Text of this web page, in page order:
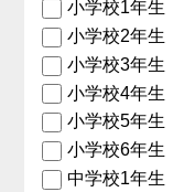
小学校1年生
小学校2年生
小学校3年生
小学校4年生
小学校5年生
小学校6年生
中学校1年生